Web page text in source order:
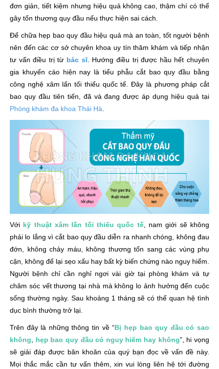
đơn giản, tiết kiệm nhưng hiệu quả không cao, thậm chí có thể
gây tổn thương quy đầu nếu thực hiện sai cách.
Để chữa hẹp bao quy đầu hiệu quả mà an toàn, tốt người bệnh
nên đến các cơ sở chuyên khoa uy tín thăm khám và tiếp nhận
tư vấn điều trị từ bác sĩ. Hướng điều trị được hầu hết chuyên
gia khuyến cáo hiện nay là tiểu phẫu cắt bao quy đầu bằng
công nghệ xâm lấn tối thiểu quốc tế. Đây là phương pháp cắt
bao quy đầu tiên tiến, đã và đang được áp dụng hiệu quả tại
Phòng khám đa khoa Thái Hà
Với kỹ thuật xâm lấn tối thiểu quốc tế, nam giới sẽ không
phải lo lắng vì cắt bao quy đầu diễn ra nhanh chóng, không đau
đớn, không chảy máu, không thương tổn sang các vùng phụ
cận, không để lại sẹo xấu hay bất kỳ biến chứng nào nguy hiểm.
Người bệnh chỉ cần nghỉ ngơi vài giờ tại phòng khám và tự
chăm sóc vết thương tại nhà mà không lo ảnh hưởng đến cuộc
sống thường ngày. Sau khoảng 1 tháng sẽ có thể quan hệ tình
dục bình thường trở lại.
Trên đây là những thông tin về “Bị hẹp bao quy đầu có sao
không, hẹp bao quy đầu có nguy hiểm hay không”, hi vọng
sẽ giải đáp được băn khoăn của quý bạn đọc về vấn đề này.
Mọi thắc mắc cần tư vấn thêm, xin vui lòng liên hệ tới đường